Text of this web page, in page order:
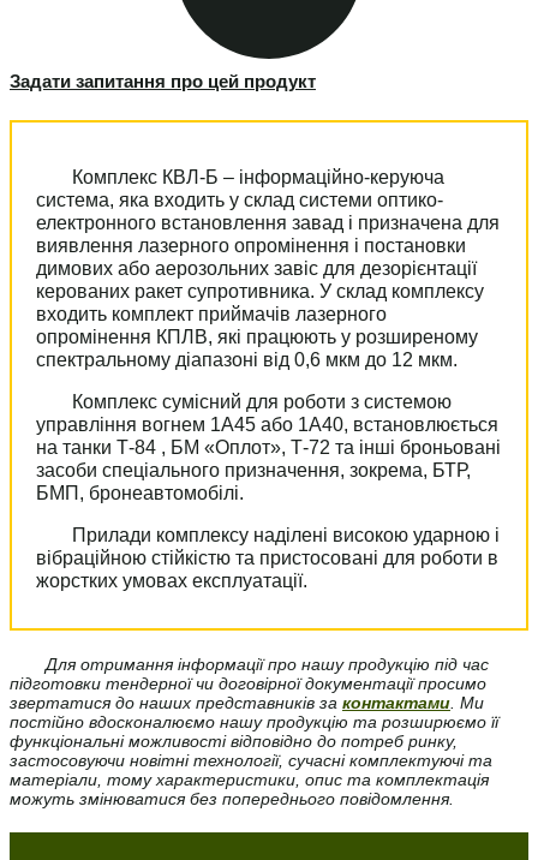
Задати запитання про цей продукт
Комплекс КВЛ-Б – інформаційно-керуюча
система, яка входить у склад системи оптико-
електронного встановлення завад і призначена для
виявлення лазерного опромінення і постановки
димових або аерозольних завіс для дезорієнтації
керованих ракет супротивника. У склад комплексу
входить комплект приймачів лазерного
опромінення КПЛВ, які працюють у розширеному
спектральному діапазоні від 0,6 мкм до 12 мкм.
Комплекс сумісний для роботи з системою
управління вогнем 1А45 або 1А40, встановлюється
на танки Т-84 , БМ «Оплот», Т-72 та інші броньовані
засоби спеціального призначення, зокрема, БТР,
БМП, бронеавтомобілі.
Прилади комплексу наділені високою ударною і
вібраційною стійкістю та пристосовані для роботи в
жорстких умовах експлуатації.
Для отримання інформації про нашу продукцію під час
підготовки тендерної чи договірної документації просимо
звертатися до наших представників за контактами. Ми
постійно вдосконалюємо нашу продукцію та розширюємо її
функціональні можливості відповідно до потреб ринку,
застосовуючи новітні технології, сучасні комплектуючі та
матеріали, тому характеристики, опис та комплектація
можуть змінюватися без попереднього повідомлення.